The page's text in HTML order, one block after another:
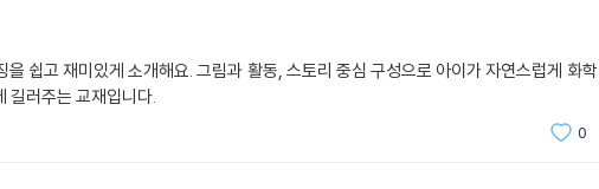
쉽고 재미있게 소개해요. 그림과 활동, 스토리 중심 구성으로 아이가 자연스럽게 화학
길러주는 교재입니다.
0